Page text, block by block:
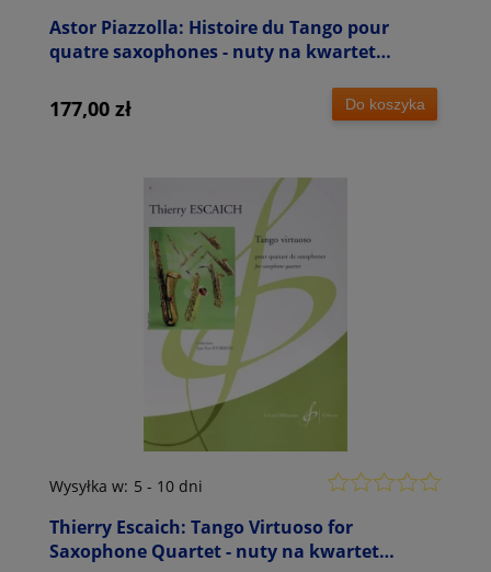
Astor Piazzolla: Histoire du Tango pour
quatre saxophones - nuty na kwartet
177,00 zł Do koszyka
Thierry Escaich: Tango Virtuoso for
Saxophone Quartet - nuty na kwartet
Wysyłka w: 5 - 10 dni